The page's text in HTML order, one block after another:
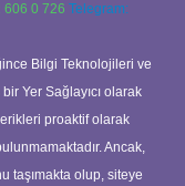
606 0 726 Telegram:
Bilgi Teknolojileri ve
Yer Sağlayıcı olarak
proaktif olarak
Ancak,
taşımakta olup, siteye